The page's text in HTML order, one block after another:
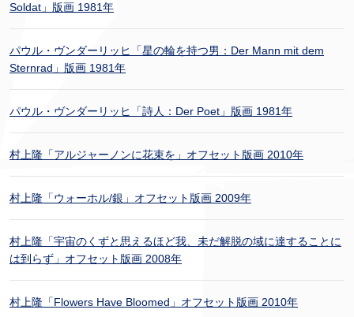
Soldat」版画 1981年
パウル・ヴンダーリッヒ「星の輪を持つ男：Der Mann mit dem
Sternrad」版画 1981年
パウル・ヴンダーリッヒ「詩人：Der Poet」版画 1981年
村上隆「アルジャーノンに花束を」オフセット版画 2010年
村上隆「ウォーホル/銀」オフセット版画 2009年
村上隆「宇宙のくずと思えるほど我、未だ解脱の域に達することに
は到らず」オフセット版画 2008年
村上隆「Flowers Have Bloomed」オフセット版画 2010年